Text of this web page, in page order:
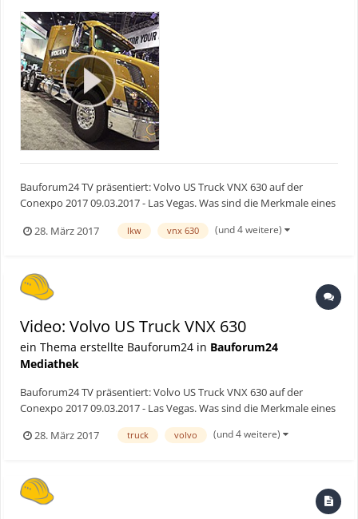
Bauforum24 TV präsentiert: Volvo US Truck VNX 630 auf der
Conexpo 2017 09.03.2017 - Las Vegas. Was sind die Merkmale eines
typischen Eigenschaften eines amerikanischen Trucks. Nur eine
28. März 2017 lkw vnx 630 (und 4 weitere)
Video: Volvo US Truck VNX 630
ein Thema erstellte Bauforum24 in Bauforum24
Mediathek
Bauforum24 TV präsentiert: Volvo US Truck VNX 630 auf der
Conexpo 2017 09.03.2017 - Las Vegas. Was sind die Merkmale eines
US-Trucks? Der Schwerlast-Lkw VNX 630 von Volvo hat die
typischen Eigenschaften eines amerikanischen Trucks. Nur eine
28. März 2017 truck volvo (und 4 weitere)